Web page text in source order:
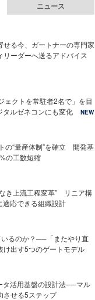
ニュース
る今、ガートナーの専門家
ーダーへ送るアドバイス
ェクトを常駐者2名で」を目
ルゼネコンにも変化
NEW
の“量産体制”を確立 開発基
の工数短縮
き上流工程変革” リニア構
適応できる組織設計
いるのか？──「またやり直
け出す5つのゲートモデル
タ活用基盤の設計法──マル
させる5ステップ